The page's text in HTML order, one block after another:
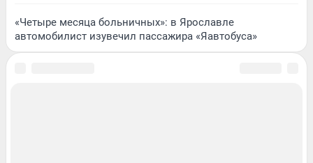
«Четыре месяца больничных»: в Ярославле
автомобилист изувечил пассажира «Яавтобуса»